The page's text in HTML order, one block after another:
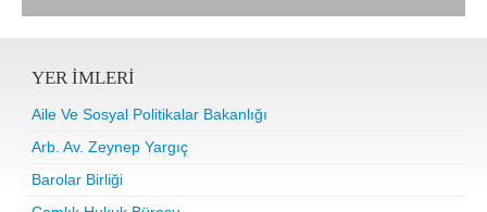
YER IMLERI
Aile Ve Sosyal Politikalar Bakanlığı
Arb. Av. Zeynep Yargıç
Barolar Birliği